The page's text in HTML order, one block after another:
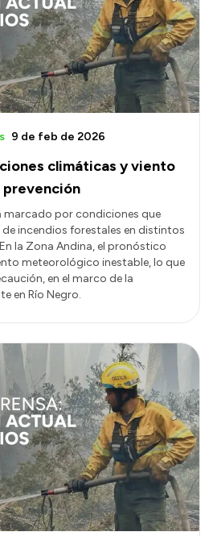
climáticas y viento
prevención
9 de feb de 2026
marcado por condiciones que
incendios forestales en distintos
la Zona Andina, el pronóstico
meteorológico inestable, lo que
en el marco de la
en Río Negro.